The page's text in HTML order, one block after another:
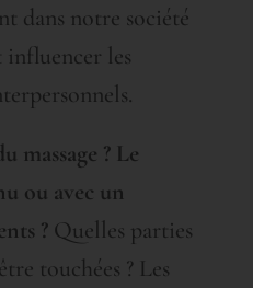
dans notre société
influencer les
massage ? Le
ou avec un
?Quelles parties
touchées ? Les